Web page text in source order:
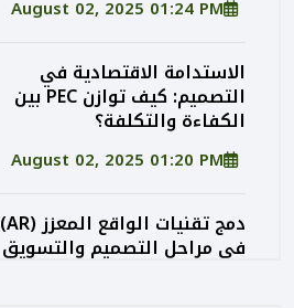
August 02, 2025 01:24 PM
الاستدامة الاقتصادية في
التصميم: كيف توازن PEC بين
الكفاءة والتكلفة؟
August 02, 2025 01:20 PM
دمج تقنيات الواقع المعزز (AR)
في مراحل التصميم والتسويق